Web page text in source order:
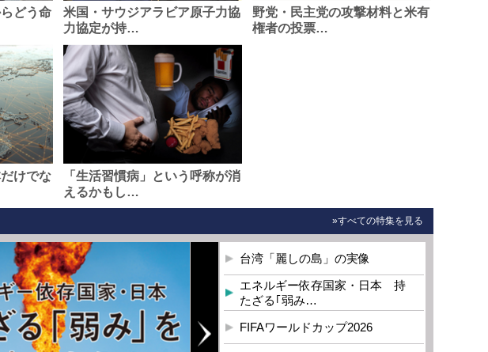
どう命
米国・サウジアラビア原子力協
力協定が持…
野党・民主党の攻撃材料と米有
権者の投票…
けでな
「生活習慣病」という呼称が消
えるかもし…
»すべての特集を見る
台湾「麗しの島」の実像
エネルギー依存国家・日本 持
たざる｢弱み…
FIFAワールドカップ2026